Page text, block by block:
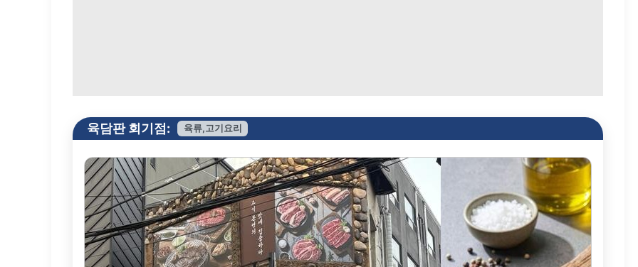
육담판 회기점: 육류,고기요리